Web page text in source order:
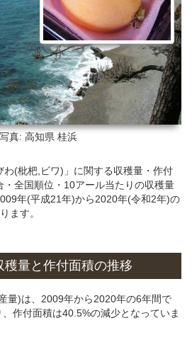
写真: 高知県 桂浜
わ(枇杷,ビワ)」に関する収穫量・作付
全国順位・10アール当たりの収穫量
年(平成21年)から2020年(令和2年)の
ます。
穫量と作付面積の推移
量)は、2009年から2020年の6年間で
作付面積は40.5%の減少となっていま